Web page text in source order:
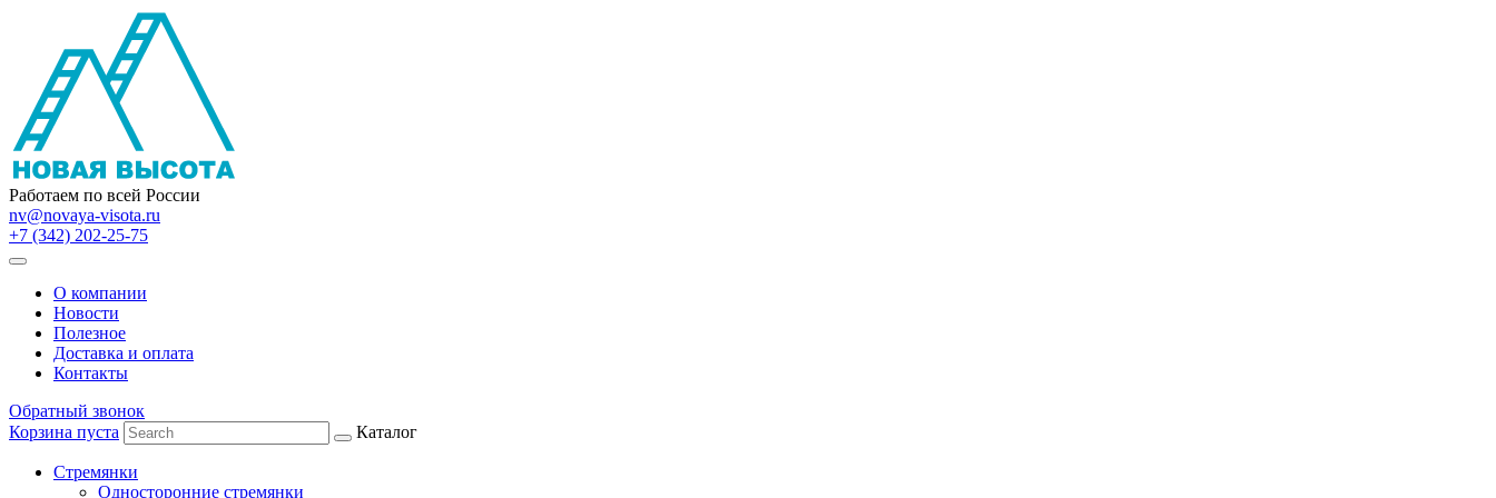
Работаем по всей России
nv@novaya-visota.ru
+7 (342) 202-25-75
О компании
Новости
Полезное
Доставка и оплата
Контакты
Обратный звонок
Корзина пуста
Каталог
Стремянки
Односторонние стремянки